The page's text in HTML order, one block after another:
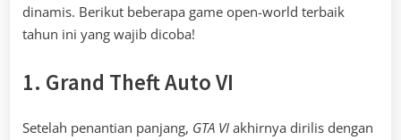
dinamis. Berikut beberapa game open-world terbaik
tahun ini yang wajib dicoba!
1. Grand Theft Auto VI
Setelah penantian panjang, GTA VI akhirnya dirilis dengan